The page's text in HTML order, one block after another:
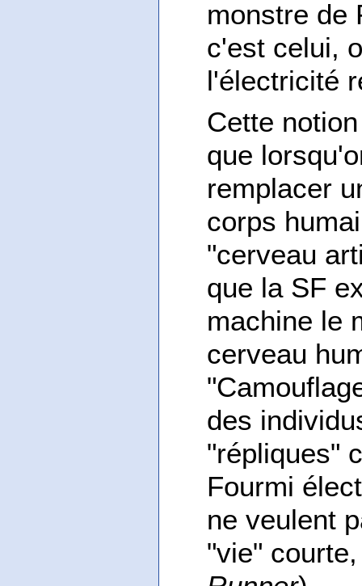
monstre de
c'est celui,
l'électricité
Cette
que
remplacer
corps
"cerveau
que la SF
machine le
cerveau
des
"répliques"
Fourmi
ne veulent
"vie"